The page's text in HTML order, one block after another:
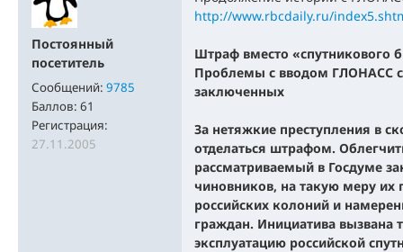
Постоянный
посетитель
Сообщений: 9785
Баллов: 61
Регистрация:
27.11.2005
http://www.rbcdaily.ru/
Штраф вместо «спутникового
Проблемы с вводом ГЛОНАСС
заключенных
За нетяжкие преступления в
отделаться штрафом.
рассматриваемый в Госдуме
чиновников, на такую меру их
российских колоний и
граждан. Инициатива вызвана
эксплуатацию российской